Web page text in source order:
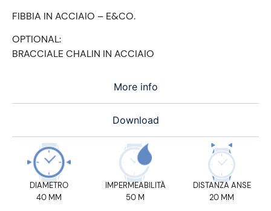
More info
Download
FIBBIA IN ACCIAIO – E&CO.
OPTIONAL:
BRACCIALE CHALIN IN ACCIAIO
DIAMETRO
40 MM
IMPERMEABILITÀ
50 M
DISTANZA ANSE
20 MM